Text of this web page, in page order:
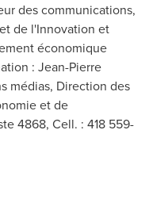
des communications,
de l'Innovation et
économique
: Jean-Pierre
médias, Direction des
et de
4868, Cell. : 418 559-